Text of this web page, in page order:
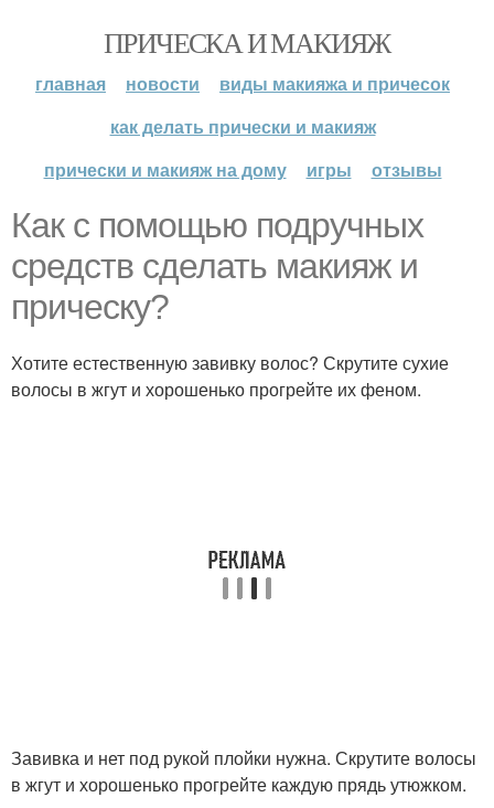
ПРИЧЕСКА И МАКИЯЖ
главная новости
виды макияжа и причесок
как делать прически и макияж
прически и макияж на дому
игры отзывы
Как с помощью подручных
средств сделать макияж и
прическу?
Хотите естественную завивку волос? Скрутите сухие
волосы в жгут и хорошенько прогрейте их феном.
Завивка и нет под рукой плойки нужна. Скрутите волосы
в жгут и хорошенько прогрейте каждую прядь утюжком.